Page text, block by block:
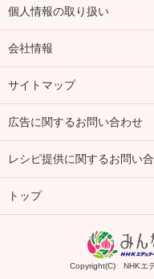
個人情報の取り扱い
会社情報
サイトマップ
広告に関するお問い合わせ
レシピ提供に関するお問い
トップ
Copyright(C) NHKエ